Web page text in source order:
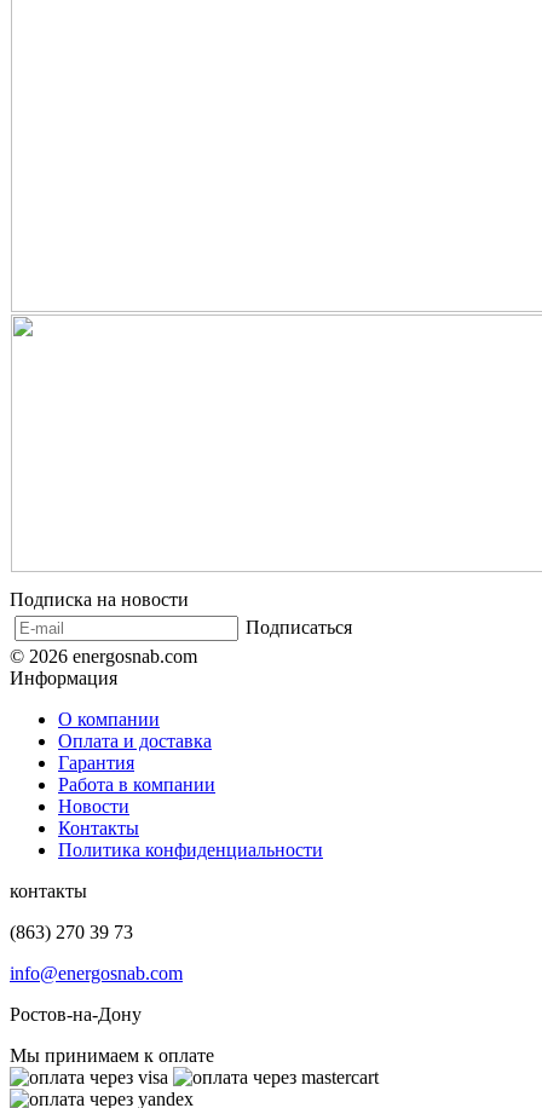
Подписка на новости
Подписаться
© 2026 energosnab.com
Информация
О компании
Оплата и доставка
Гарантия
Работа в компании
Новости
Контакты
Политика конфиденциальности
контакты
(863) 270 39 73
info@energosnab.com
Ростов-на-Дону
Мы принимаем к оплате